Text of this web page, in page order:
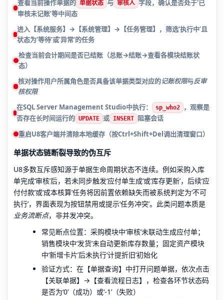
查看当前操作单据的 单据状态 与 审核人 字段，确认是否处于‘已
审核未记账’等中间态
进入【系统服务】→【系统管理】→【任务管理】，筛选‘执行中’且
状态为‘等待’或‘异常’的任务
检查当前会计期间是否已结账（总账→结账→查看各模块结账状
态）
核对操作用户所属角色是否具备该单据类型对应的记账权限与反审
核权限
在SQL Server Management Studio中执行：
sp_who2 ，观察是
否存在长时间运行的 UPDATE 或 INSERT 阻塞会话
重启U8客户端并清除本地缓存（按Ctrl+Shift+Del调出清理窗口）
单据状态链断裂导致的伪互斥
U8多数互斥感知源于单据生命周期状态不连续。例如采购入库
单完成‘审核’后，若未同步触发‘应付单生成’或‘库存更新’，后续‘应
付付款’或‘成本核算’任务将因前置依赖缺失而被系统判定为‘不可
执行’，界面表现为按钮禁用或提示‘任务冲突’。此类问题本质是
业务流断点，非并发冲突。
常见断点位置：采购模块中‘审核’未联动生成应付单；
销售模块中‘发货’未自动更新库存数量；固定资产模块
中‘新增卡片’后未执行‘计提折旧’初始化
验证方式：在【单据查询】中打开问题单据，依次点击
【关联单据】→【查看流程日志】，检查各环节状态码
是否为‘0’（成功）或‘-1’（失败）